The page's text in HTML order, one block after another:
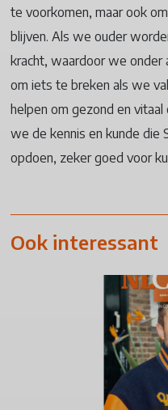
te voorkomen, maar ook
blijven. Als we ouder
kracht, waardoor we onder
om iets te breken als we
helpen om gezond en
we de kennis en kunde die
opdoen, zeker goed voor
Ook interessant